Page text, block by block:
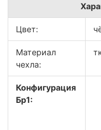
Цвет:
Материал
чехла:
Конфигурация
Бр1: